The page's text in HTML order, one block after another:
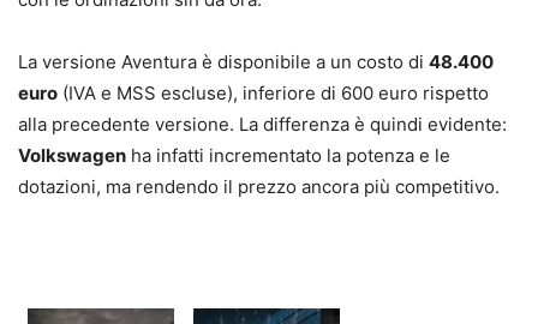
La versione Aventura è disponibile a un costo di 48.400
euro (IVA e MSS escluse), inferiore di 600 euro rispetto
alla precedente versione. La differenza è quindi evidente:
Volkswagen ha infatti incrementato la potenza e le
dotazioni, ma rendendo il prezzo ancora più competitivo.